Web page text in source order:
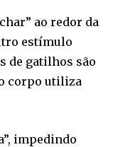
ao redor da
estímulo
de gatilhos são
corpo utiliza
impedindo